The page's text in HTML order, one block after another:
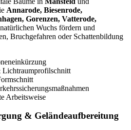
Annarode, Biesenrode,
Gorenzen, Vatterode,
Wuchs fördern und
Bruchgefahren oder Schattenbildung
Arbeitsweise
& Geländeaufbereitung